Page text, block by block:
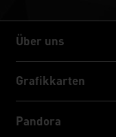
Über uns
Über uns
Grafikkarten
Pandora